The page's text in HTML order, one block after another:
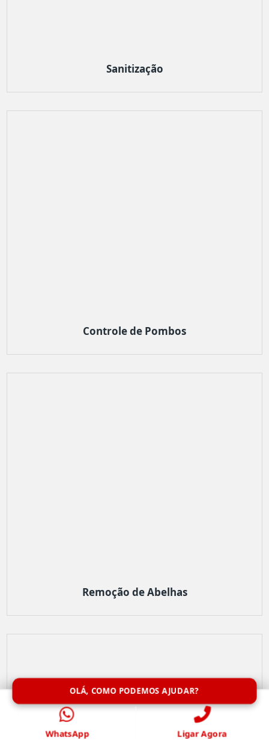
Sanitização
Controle de Pombos
Remoção de Abelhas
OLÁ, COMO PODEMOS AJUDAR?
WhatsApp Ligar Agora